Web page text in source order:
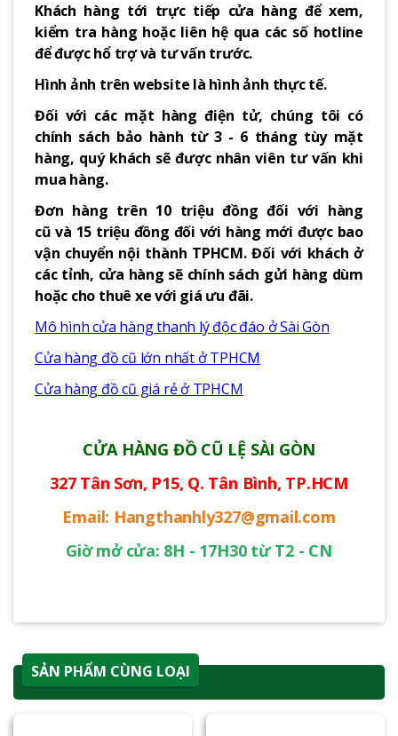
Khách hàng tới trực tiếp cửa hàng để xem,
kiểm tra hàng hoặc liên hệ qua các số hotline
để được hổ trợ và tư vấn trước.
Hình ảnh trên website là hình ảnh thực tế.
Đối với các mặt hàng điện tử, chúng tôi có
chính sách bảo hành từ 3 - 6 tháng tùy mặt
hàng, quý khách sẽ được nhân viên tư vấn khi
mua hàng.
Đơn hàng trên 10 triệu đồng đối với hàng
cũ và 15 triệu đồng đối với hàng mới được bao
vận chuyển nội thành TPHCM. Đối với khách ở
các tỉnh, cửa hàng sẽ chính sách gửi hàng dùm
hoặc cho thuê xe với giá ưu đãi.
Mô hình cửa hàng thanh lý độc đáo ở Sài Gòn
Cửa hàng đồ cũ lớn nhất ở TPHCM
Cửa hàng đồ cũ giá rẻ ở TPHCM
CỬA HÀNG ĐỒ CŨ LỆ SÀI GÒN
327 Tân Sơn, P15, Q. Tân Bình, TP.HCM
Email: Hangthanhly327@gmail.com
Giờ mở cửa: 8H - 17H30 từ T2 - CN
SẢN PHẨM CÙNG LOẠI